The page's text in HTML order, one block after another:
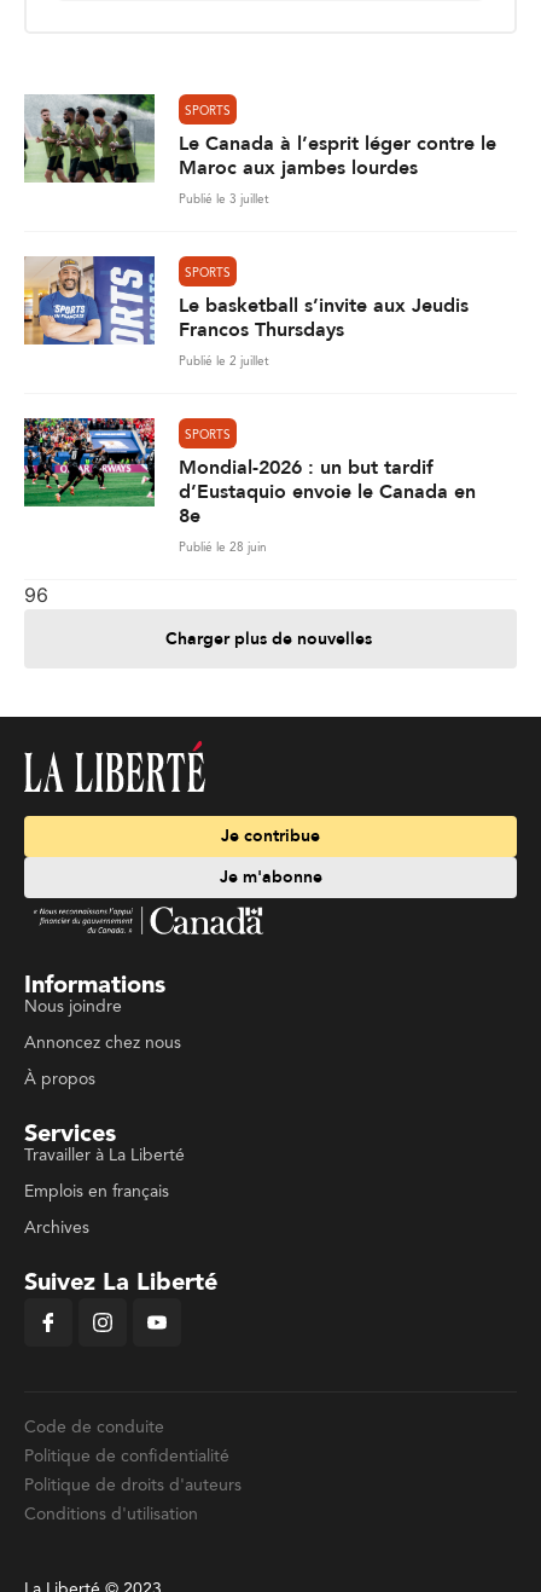
SPORTS
Le Canada à l’esprit léger contre le
Maroc aux jambes lourdes
Publié le 3 juillet
SPORTS
Le basketball s’invite aux Jeudis
Francos Thursdays
Publié le 2 juillet
SPORTS
Mondial-2026 : un but tardif
d’Eustaquio envoie le Canada en
8e
Publié le 28 juin
96
Charger plus de nouvelles
Je contribue
Je m'abonne
Informations
Nous joindre
Annoncez chez nous
À propos
Services
Travailler à La Liberté
Emplois en français
Archives
Suivez La Liberté
Code de conduite
Politique de confidentialité
Politique de droits d'auteurs
Conditions d'utilisation